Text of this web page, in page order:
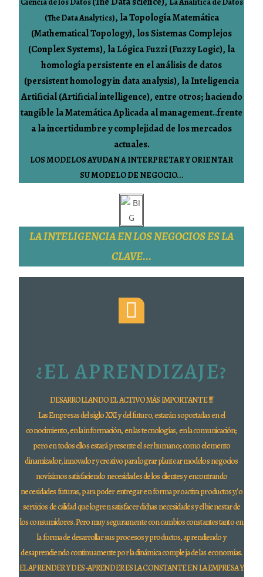
Ciencia de los Datos
La Analítica de Datos
(The Data Analytics), la Topología Matemática
(Mathematical Topology), los Sistemas Complejos
(Conplex Systems), la Lógica Fuzzi (Fuzzy Logic), la
homologíapersistente en el análisis de datos
(persistent homology in data analysis), la Inteligencia
Artificial (Artificial intelligence), entre otros; haciendo
tangible la Matemática Aplicada al management..frente
a la incertidumbre y complejidad de los mercados
actuales.
LOS MODELOS AYUDAN A INTERPRETAR Y ORIENTAR
SU MODELO DE NEGOCIO...
LA INTELIGENCIA EN LOS NEGOCIOS ES LA
CLAVE...
¿EL APRENDIZAJE?
DESARROLLANDO EL ACTIVO MÁS IMPORTANTE !!!!
Las Empresas del siglo XXI y del futuro, estarán soportadas en el
conocimiento, en la información, en las tecnologías, en la comunicación;
pero en todos ellos estará presente el ser humano; como elemento
dinamizador, innovador y creativo para lograr plantear modelos negocios
novísimos satisfaciendo necesidades de los clientes y encontrando
necesidades futuras, para poder entregar en forma proactiva productos y/o
servicios de calidad que logren satisfacer dichas necesidades y el bienestar de
los consumidores. Pero muy seguramente con cambios constantes tanto en
la forma de desarrollar sus procesos y productos, aprendiendo y
desaprendiendo continuamente por la dinámica compleja de las economías.
EL APRENDER Y DES -APRENDER ES LA CONSTANTE EN LA EMPRESA Y